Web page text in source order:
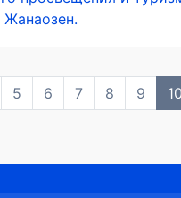
5 6 7 8 9 10